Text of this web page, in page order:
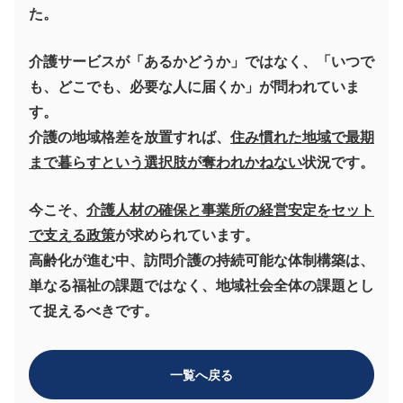
た。
介護サービスが「あるかどうか」ではなく、「いつで
も、どこでも、必要な人に届くか」が問われていま
す。
介護の地域格差を放置すれば、 住み慣れた地域で最期
まで暮らすという選択肢が奪われかねない状況です。
今こそ、 介護人材の確保と事業所の経営安定をセット
で支える政策が求められています。
高齢化が進む中、訪問介護の持続可能な体制構築は、
単なる福祉の課題ではなく、地域社会全体の課題とし
て捉えるべきです。
一覧へ戻る